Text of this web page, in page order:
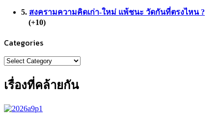
สงครามความคิดเก่า-ใหม่ แพ้ชนะ วัดกันที่ตรงไหน ?
+10
Categories
Categories
เรื่องที่คล้ายกัน